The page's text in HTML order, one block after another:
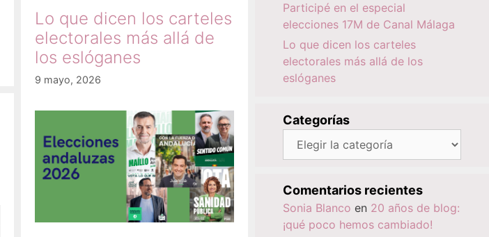
Lo que dicen los carteles
electorales más allá de
los eslóganes
9 mayo, 2026
Participé en el especial
elecciones 17M de Canal Málaga
Lo que dicen los carteles
electorales más allá de los
eslóganes
Categorías
Categorías
Comentarios recientes
Sonia Blanco en 20 años de blog:
¡qué poco hemos cambiado!